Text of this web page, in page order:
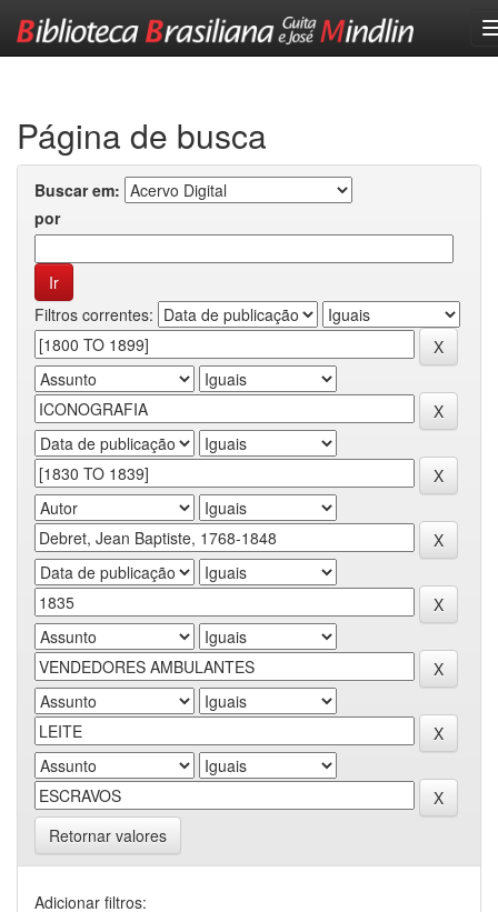
Página de busca
Buscar em:
por
Filtros correntes:
Retornar valores
Adicionar filtros: